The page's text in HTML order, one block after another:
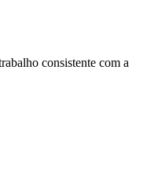
consistente com a